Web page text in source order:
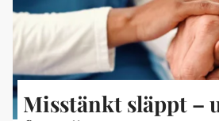
Misstänkt släppt –